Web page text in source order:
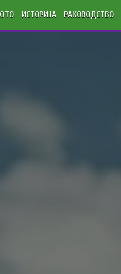
ИСТОРИЈА РАКОВОДСТВО